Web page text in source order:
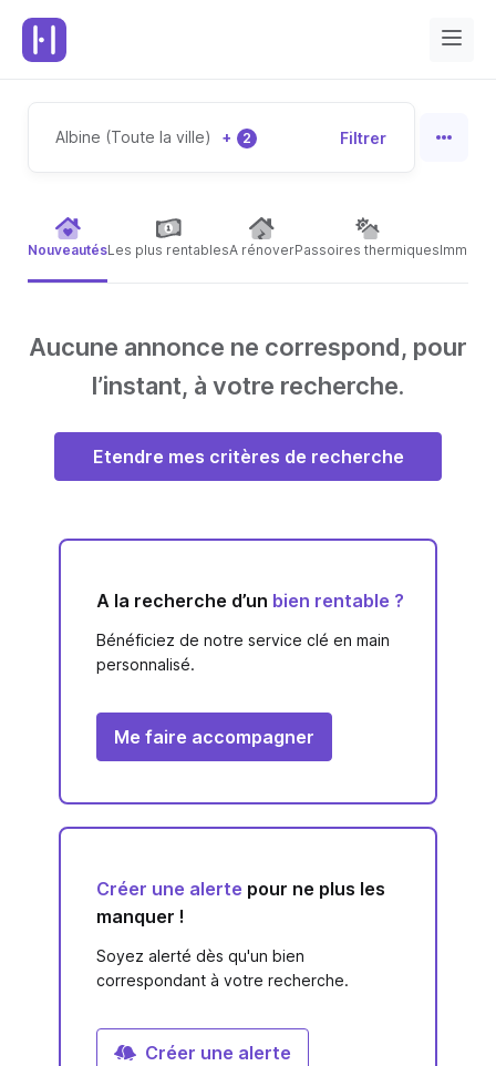
Albine (Toute la ville) + 2 Filtrer
NouveautésLes plus rentablesA rénoverPassoires thermiques
Aucune annonce ne correspond, pour
l’instant, à votre recherche.
Etendre mes critères de recherche
A la recherche d’un bien rentable ?
Bénéficiez de notre service clé en main
personnalisé.
Me faire accompagner
Créer une alerte pour ne plus les
manquer !
Soyez alerté dès qu'un bien
correspondant à votre recherche.
Créer une alerte